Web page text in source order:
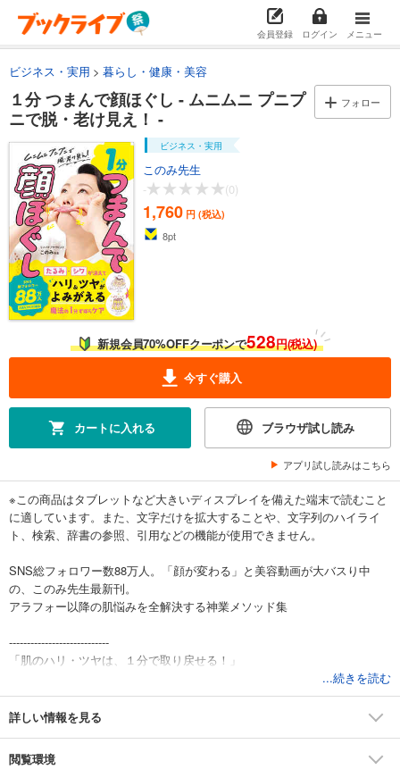
会員登録 ログイン メニュー
ビジネス・実用 暮らし・健康・美容
１分 つまんで顔ほぐし - ムニムニ プニプ
ニで脱・老け見え！ -
フォロー
ビジネス・実用
このみ先生
-
(0)
1,760 円 (税込)
8pt
新規会員70%OFFクーポンで528円(税込)
今すぐ購入
カートに入れる ブラウザ試し読み
アプリ試し読みはこちら
※この商品はタブレットなど大きいディスプレイを備えた端末で読むこと
に適しています。また、文字だけを拡大することや、文字列のハイライ
ト、検索、辞書の参照、引用などの機能が使用できません。
SNS総フォロワー数88万人。「顔が変わる」と美容動画が大バスり中
の、このみ先生最新刊。
アラフォー以降の肌悩みを全解決する神業メソッド集
----------------------------
「肌のハリ・ツヤは、１分で取り戻せる！」
老け見えに悩む数多の女性を若返らせてきた人気セラピストがたどりつ
いた、美容医療顔負けのセルフケアとは？
----------------------------
...続きを読む
詳しい情報を見る
閲覧環境